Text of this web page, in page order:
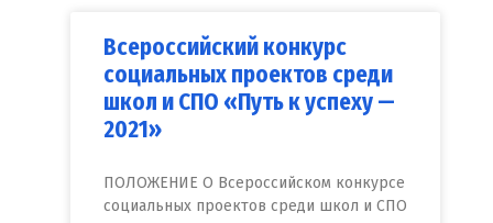
Всероссийский конкурс
социальных проектов среди
школ и СПО «Путь к успеху —
2021»
ПОЛОЖЕНИЕ О Всероссийском конкурсе
социальных проектов среди школ и СПО